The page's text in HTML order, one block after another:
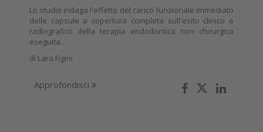
Lo studio indaga l'effetto del carico funzionale immediato
delle capsule a copertura completa sull'esito clinico e
radiografico della terapia endodontica non chirurgica
eseguita...
di Lara Figini
Approfondisci